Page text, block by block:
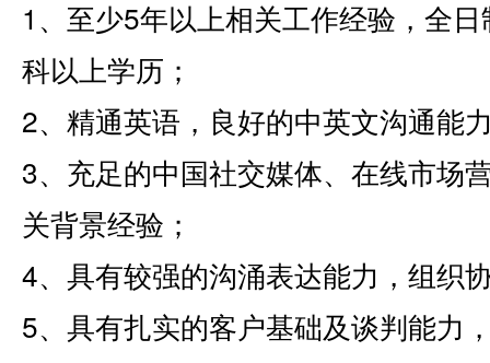
1、至少5年以上相关工作经验，全
科以上学历；
2、精通英语，良好的中英文沟通能
3、充足的中国社交媒体、在线市场
关背景经验；
4、具有较强的沟涌表达能力，组织
5、具有扎实的客户基础及谈判能力